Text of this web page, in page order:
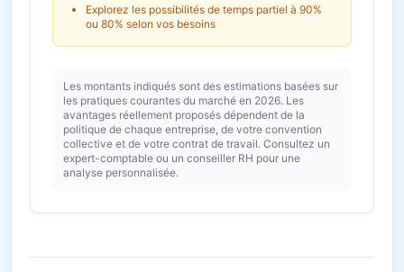
Explorez les possibilités de temps partiel à 90%
ou 80% selon vos besoins
Les montants indiqués sont des estimations basées sur
les pratiques courantes du marché en 2026. Les
avantages réellement proposés dépendent de la
politique de chaque entreprise, de votre convention
collective et de votre contrat de travail. Consultez un
expert-comptable ou un conseiller RH pour une
analyse personnalisée.